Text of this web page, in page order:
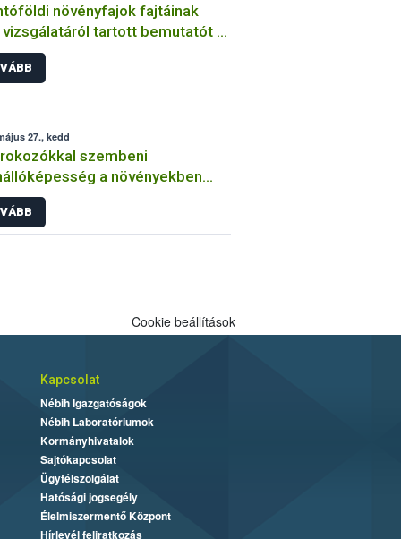
növényfajok fajtáinak
vizsgálatáról tartott bemutatót a
27., kedd
szembeni
a növényekben
végzi a kórtani
a Nébih?
Cookie beállítások
Kapcsolat
Nébih Igazgatóságok
Nébih Laboratóriumok
Kormányhivatalok
Sajtókapcsolat
Ügyfélszolgálat
Hatósági jogsegély
Élelmiszermentő Központ
Hírlevél feliratkozás